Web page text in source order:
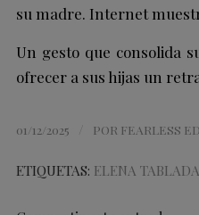
su madre. Internet
Un gesto que consolida
ofrecer a sus hijas un
01/12/2025 POR FEARLESS
ETIQUETAS: ELENA TABLADA